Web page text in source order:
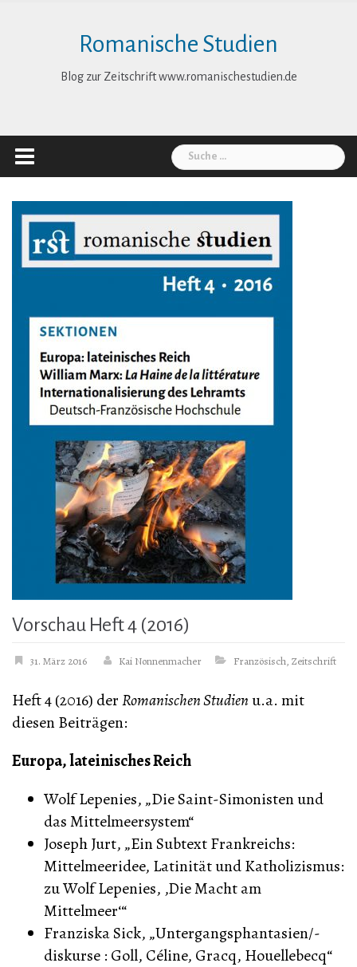
Romanische Studien
Blog zur Zeitschrift www.romanischestudien.de
Suche
nach:
Vorschau Heft 4 (2016)
31. März 2016 Kai Nonnenmacher Französisch, Zeitschrift
Heft 4 (2016) derRomanischen Studienu.a. mit
diesen Beiträgen:
Europa, lateinisches Reich
Wolf Lepenies, „Die Saint-Simonisten und
das Mittelmeersystem“
Joseph Jurt, „Ein Subtext Frankreichs:
Mittelmeeridee, Latinität und Katholizismus:
zu Wolf Lepenies, ‚Die Macht am
Mittelmeer‘“
Franziska Sick, „Untergangsphantasien/-
diskurse : Goll, Céline, Gracq, Houellebecq“